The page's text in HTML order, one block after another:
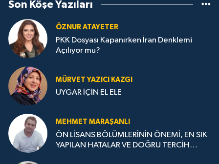
Son Köşe Yazıları
ÖZNUR ATAYETER
PKK Dosyası Kapanırken İran Denklemi
Açılıyor mu?
MÜRVET YAZICI KAZGI
UYGAR İÇİN EL ELE
MEHMET MARAŞANLI
ÖN LİSANS BÖLÜMLERİNİN ÖNEMİ, EN SIK
YAPILAN HATALAR VE DOĞRU TERCİH